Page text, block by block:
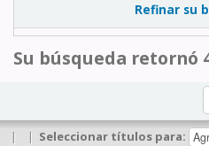
Refinar su
Su búsqueda retornó
| | Seleccionar títulos para: